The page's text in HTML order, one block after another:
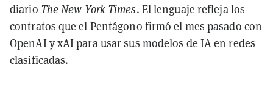
diario The New York Times. El lenguaje refleja los
contratos que el Pentágono firmó el mes pasado con
OpenAI y xAI para usar sus modelos de IA en redes
clasificadas.